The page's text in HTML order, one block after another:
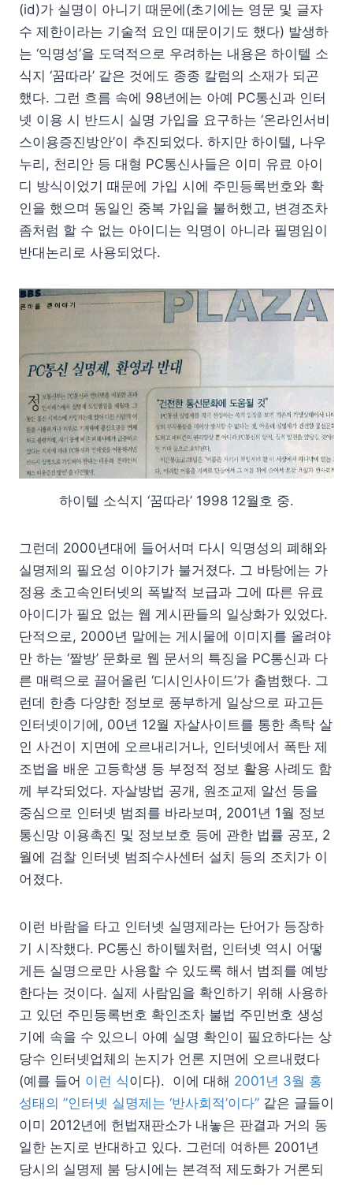
(id)가 실명이 아니기 때문에(초기에는 영문 및 글자
수 제한이라는 기술적 요인 때문이기도 했다) 발생하
는 ‘익명성’을 도덕적으로 우려하는 내용은 하이텔 소
식지 ‘꿈따라’ 같은 것에도 종종 칼럼의 소재가 되곤
했다. 그런 흐름 속에 98년에는 아예 PC통신과 인터
넷 이용 시 반드시 실명 가입을 요구하는 ‘온라인서비
스이용증진방안’이 추진되었다. 하지만 하이텔, 나우
누리, 천리안 등 대형 PC통신사들은 이미 유료 아이
디 방식이었기 때문에 가입 시에 주민등록번호와 확
인을 했으며 동일인 중복 가입을 불허했고, 변경조차
좀처럼 할 수 없는 아이디는 익명이 아니라 필명임이
반대논리로 사용되었다.
하이텔 소식지 ‘꿈따라’ 1998 12월호 중.
그런데 2000년대에 들어서며 다시 익명성의 폐해와
실명제의 필요성 이야기가 불거졌다. 그 바탕에는 가
정용 초고속인터넷의 폭발적 보급과 그에 따른 유료
아이디가 필요 없는 웹 게시판들의 일상화가 있었다.
단적으로, 2000년 말에는 게시물에 이미지를 올려야
만 하는 ‘짤방’ 문화로 웹 문서의 특징을 PC통신과 다
른 매력으로 끌어올린 ‘디시인사이드’가 출범했다. 그
런데 한층 다양한 정보로 풍부하게 일상으로 파고든
인터넷이기에, 00년 12월 자살사이트를 통한 촉탁 살
인 사건이 지면에 오르내리거나, 인터넷에서 폭탄 제
조법을 배운 고등학생 등 부정적 정보 활용 사례도 함
께 부각되었다. 자살방법 공개, 원조교제 알선 등을
중심으로 인터넷 범죄를 바라보며, 2001년 1월 정보
통신망 이용촉진 및 정보보호 등에 관한 법률 공포, 2
월에 검찰 인터넷 범죄수사센터 설치 등의 조치가 이
어졌다.
이런 바람을 타고 인터넷 실명제라는 단어가 등장하
기 시작했다. PC통신 하이텔처럼, 인터넷 역시 어떻
게든 실명으로만 사용할 수 있도록 해서 범죄를 예방
한다는 것이다. 실제 사람임을 확인하기 위해 사용하
고 있던 주민등록번호 확인조차 불법 주민번호 생성
기에 속을 수 있으니 아예 실명 확인이 필요하다는 상
당수 인터넷업체의 논지가 언론 지면에 오르내렸다
(예를 들어 이런 식이다). 이에 대해 2001년 3월 홍
성태의 ”인터넷 실명제는 ‘반사회적’이다” 같은 글들이
이미 2012년에 헌법재판소가 내놓은 판결과 거의 동
일한 논지로 반대하고 있다. 그런데 여하튼 2001년
당시의 실명제 붐 당시에는 본격적 제도화가 거론되